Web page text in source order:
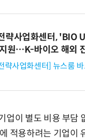
략사업화센터, 'BIO
원…K-바이오 해외
략사업화센터] 뉴스룸
업이 별도 비용 부
적용하려는 기업이